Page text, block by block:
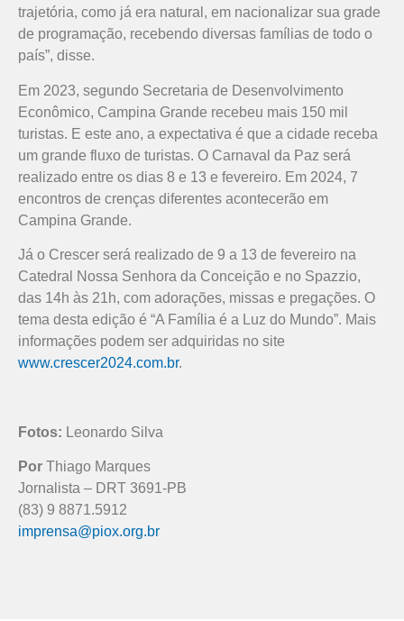
trajetória, como já era natural, em nacionalizar sua grade
de programação, recebendo diversas famílias de todo o
país”, disse.
Em 2023, segundo Secretaria de Desenvolvimento
Econômico, Campina Grande recebeu mais 150 mil
turistas. E este ano, a expectativa é que a cidade receba
um grande fluxo de turistas. O Carnaval da Paz será
realizado entre os dias 8 e 13 e fevereiro. Em 2024, 7
encontros de crenças diferentes acontecerão em
Campina Grande.
Já o Crescer será realizado de 9 a 13 de fevereiro na
Catedral Nossa Senhora da Conceição e no Spazzio,
das 14h às 21h, com adorações, missas e pregações. O
tema desta edição é “A Família é a Luz do Mundo”. Mais
informações podem ser adquiridas no site
www.crescer2024.com.br.
Fotos: Leonardo Silva
Por Thiago Marques
Jornalista – DRT 3691-PB
(83) 9 8871.5912
imprensa@piox.org.br